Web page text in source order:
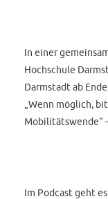
In einer
Hochschule
Darmstadt ab
„Wenn möglich,
Mobilitätswende“
Im Podcast geht